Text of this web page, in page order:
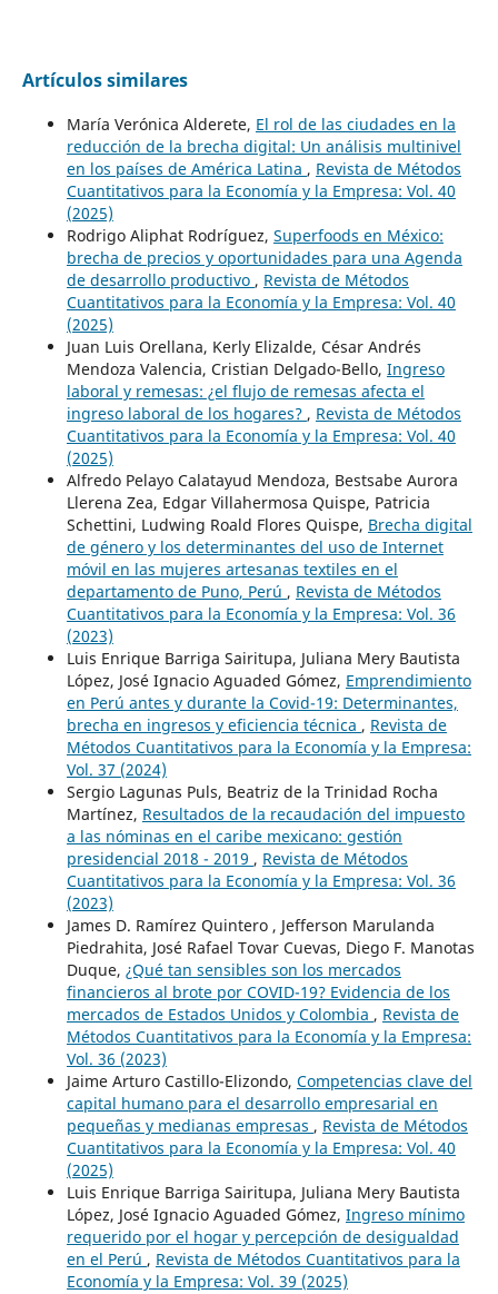
Artículos similares
María Verónica Alderete, El rol de las ciudades en la
reducción de la brecha digital: Un análisis multinivel
en los países de América Latina , Revista de Métodos
Cuantitativos para la Economía y la Empresa: Vol. 40
(2025)
Rodrigo Aliphat Rodríguez, Superfoods en México:
brecha de precios y oportunidades para una Agenda
de desarrollo productivo , Revista de Métodos
Cuantitativos para la Economía y la Empresa: Vol. 40
(2025)
Juan Luis Orellana, Kerly Elizalde, César Andrés
Mendoza Valencia, Cristian Delgado-Bello, Ingreso
laboral y remesas: ¿el flujo de remesas afecta el
ingreso laboral de los hogares? , Revista de Métodos
Cuantitativos para la Economía y la Empresa: Vol. 40
(2025)
Alfredo Pelayo Calatayud Mendoza, Bestsabe Aurora
Llerena Zea, Edgar Villahermosa Quispe, Patricia
Schettini, Ludwing Roald Flores Quispe, Brecha digital
de género y los determinantes del uso de Internet
móvil en las mujeres artesanas textiles en el
departamento de Puno, Perú , Revista de Métodos
Cuantitativos para la Economía y la Empresa: Vol. 36
(2023)
Luis Enrique Barriga Sairitupa, Juliana Mery Bautista
López, José Ignacio Aguaded Gómez, Emprendimiento
en Perú antes y durante la Covid-19: Determinantes,
brecha en ingresos y eficiencia técnica , Revista de
Métodos Cuantitativos para la Economía y la Empresa:
Vol. 37 (2024)
Sergio Lagunas Puls, Beatriz de la Trinidad Rocha
Martínez, Resultados de la recaudación del impuesto
a las nóminas en el caribe mexicano: gestión
presidencial 2018 - 2019 , Revista de Métodos
Cuantitativos para la Economía y la Empresa: Vol. 36
(2023)
James D. Ramírez Quintero , Jefferson Marulanda
Piedrahita, José Rafael Tovar Cuevas, Diego F. Manotas
Duque, ¿Qué tan sensibles son los mercados
financieros al brote por COVID-19? Evidencia de los
mercados de Estados Unidos y Colombia , Revista de
Métodos Cuantitativos para la Economía y la Empresa:
Vol. 36 (2023)
Jaime Arturo Castillo-Elizondo, Competencias clave del
capital humano para el desarrollo empresarial en
pequeñas y medianas empresas , Revista de Métodos
Cuantitativos para la Economía y la Empresa: Vol. 40
(2025)
Luis Enrique Barriga Sairitupa, Juliana Mery Bautista
López, José Ignacio Aguaded Gómez, Ingreso mínimo
requerido por el hogar y percepción de desigualdad
en el Perú , Revista de Métodos Cuantitativos para la
Economía y la Empresa: Vol. 39 (2025)